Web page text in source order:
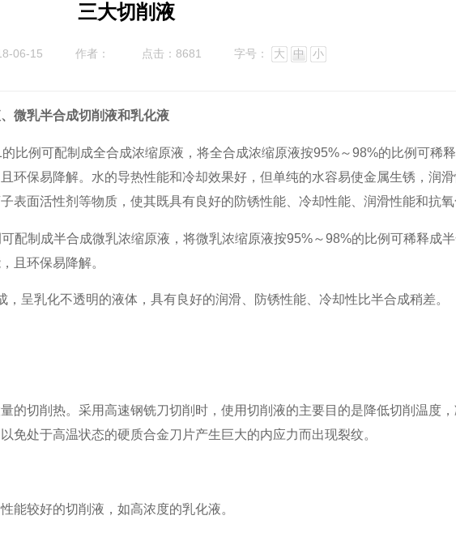
三大切削液
06-15 作者： 点击：8681 字号： 大 中 小
微乳半合成切削液和乳化液
比例可配制成全合成浓缩原液，将全合成浓缩原液按95%～98%的比例可稀释
环保易降解。水的导热性能和冷却效果好，但单纯的水容易使金属生锈，润滑
表面活性剂等物质，使其既具有良好的防锈性能、冷却性能、润滑性能和抗氧
配制成半合成微乳浓缩原液，将微乳浓缩原液按95%～98%的比例可稀释成半
且环保易降解。
呈乳化不透明的液体，具有良好的润滑、防锈性能、冷却性比半合成稍差。
切削热。采用高速钢铣刀切削时，使用切削液的主要目的是降低切削温度
免处于高温状态的硬质合金刀片产生巨大的内应力而出现裂纹。
较好的切削液，如高浓度的乳化液。